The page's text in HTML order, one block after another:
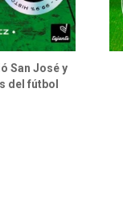
San José y
del fútbol